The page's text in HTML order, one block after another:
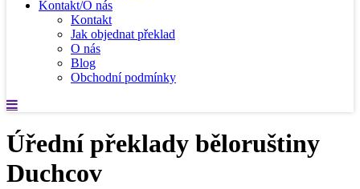
Kontakt/O nás
Kontakt
Jak objednat překlad
O nás
Blog
Obchodní podmínky
Úřední překlady běloruštiny
Duchcov